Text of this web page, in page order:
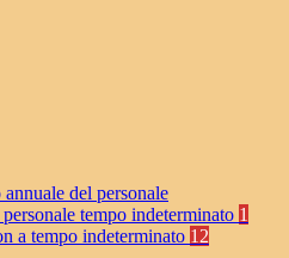
del personale
tempo indeterminato 1
a tempo indeterminato 12